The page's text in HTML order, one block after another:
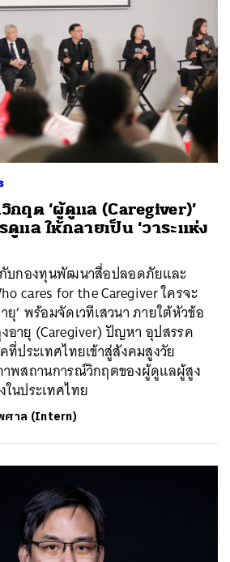
กฤต ‘ผู้ดูแล (Caregiver)’
แล ให้กลายเป็น ‘วาระแห่ง
กับกองทุนพัฒนาสื่อปลอดภัยและ
cares for the Caregiver ใครจะ
’ พร้อมจัดเวทีเสวนา ภายใต้หัวข้อ
ายุ (Caregiver) ปัญหา อุปสรรค
ประเทศไทยเข้าสู่สังคมสูงวัย
พสถานการณ์วิกฤตของผู้ดูแลผู้สูง
นประเทศไทย
ศาล (Intern)